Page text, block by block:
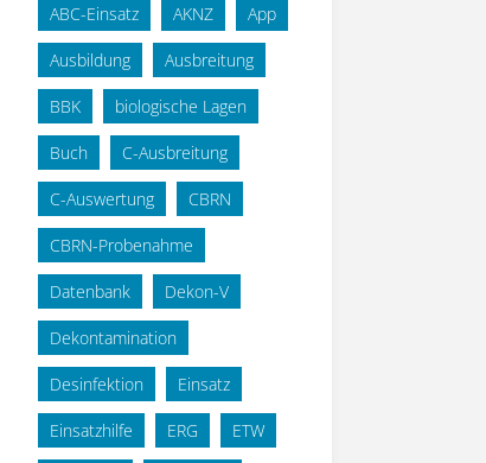
ABC-Einsatz AKNZ App
Ausbildung Ausbreitung
BBK biologische Lagen
Buch C-Ausbreitung
C-Auswertung CBRN
CBRN-Probenahme
Datenbank Dekon-V
Dekontamination
Desinfektion Einsatz
Einsatzhilfe ERG ETW